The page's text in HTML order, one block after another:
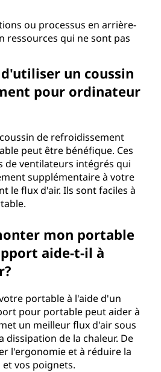
ou processus en arrière-
ressources qui ne sont pas
un coussin
pour ordinateur
de refroidissement
peut être bénéfique. Ces
de ventilateurs intégrés qui
supplémentaire à votre
le flux d'air. Ils sont faciles à
mon portable
aide-t-il à
portable à l'aide d'un
pour portable peut aider à
un meilleur flux d'air sous
dissipation de la chaleur. De
l'ergonomie et à réduire la
vos poignets.